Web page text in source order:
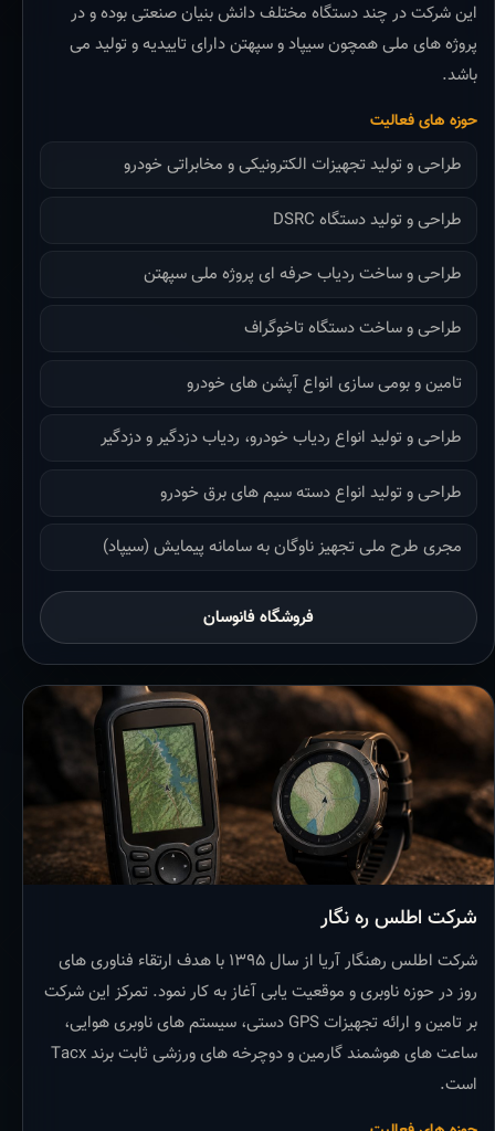
این شرکت در چند دستگاه مختلف دانش بنیان صنعتی بوده و در
پروژه های ملی همچون سیپاد و سپهتن دارای تاییدیه و تولید می
باشد.
حوزه های فعالیت
طراحی و تولید تجهیزات الکترونیکی و مخابراتی خودرو
طراحی و تولید دستگاه DSRC
طراحی و ساخت ردیاب حرفه ای پروژه ملی سپهتن
طراحی و ساخت دستگاه تاخوگراف
تامین و بومی سازی انواع آپشن های خودرو
طراحی و تولید انواع ردیاب خودرو، ردیاب دزدگیر و دزدگیر
طراحی و تولید انواع دسته سیم های برق خودرو
مجری طرح ملی تجهیز ناوگان به سامانه پیمایش (سیپاد)
فروشگاه فانوسان
شرکت اطلس ره نگار
شرکت اطلس رهنگار آریا از سال ۱۳۹۵ با هدف ارتقاء فناوری های
روز در حوزه ناوبری و موقعیت یابی آغاز به کار نمود. تمرکز این شرکت
بر تامین و ارائه تجهیزات GPS دستی، سیستم های ناوبری هوایی،
ساعت های هوشمند گارمین و دوچرخه های ورزشی ثابت برند Tacx
است.